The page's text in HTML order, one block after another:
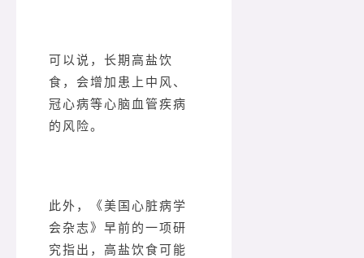
可以说，长期高盐饮
食，会增加患上中风、
冠心病等心脑血管疾病
的风险。
此外，《美国心脏病学
会杂志》早前的一项研
究指出，高盐饮食可能